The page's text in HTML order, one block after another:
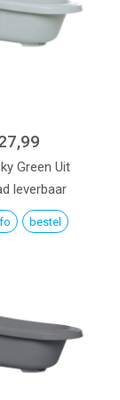
Green Uit
leverbaar
bestel